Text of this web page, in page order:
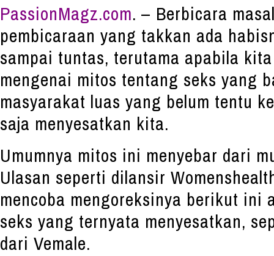
PassionMagz.com. – Berbicara
pembicaraan yang takkan ada
sampai tuntas, terutama apabila
mengenai mitos tentang seks yang
masyarakat luas yang belum tentu
saja menyesatkan kita.
Umumnya mitos ini menyebar dari
Ulasan seperti dilansir
mencoba mengoreksinya berikut ini
seks yang ternyata menyesatkan,
dari Vemale.